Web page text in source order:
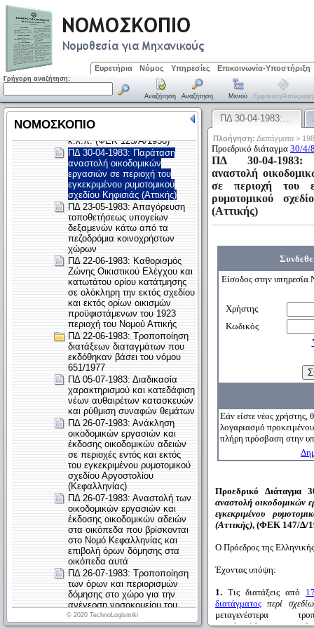
Ευρετήρια Νόμος Υπηρεσίες Επικοινωνία-Υποστήριξη
Γρήγορη αναζήτηση:
Αναζήτηση Αναζήτηση Μενού Εμφάνιση/απόκρυψη
ΠΔ 30-04-1983:…